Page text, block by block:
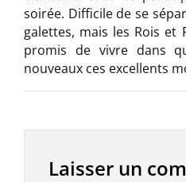
soirée. Difficile de se
galettes, mais les Rois et
promis de vivre dans
nouveaux ces excellents
Laisser un